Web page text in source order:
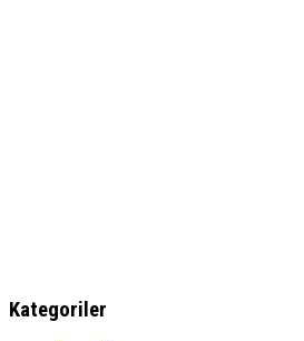
Kategoriler